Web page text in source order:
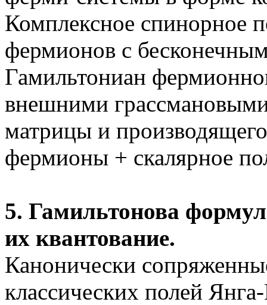
Комплексное спинорное
фермионов с
Гамильтониан
внешними
матрицы и
фермионы + скалярное
5. Гамильтонова
их квантование.
Канонически сопряже
классических полей